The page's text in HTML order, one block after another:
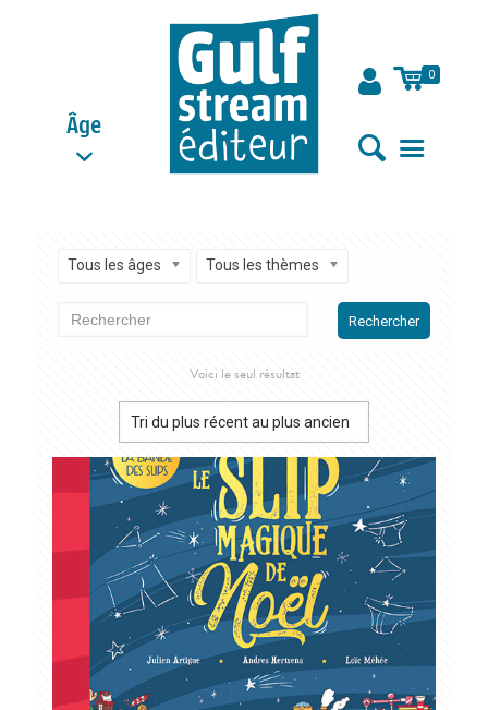
Âge
0
Tous les âges Tous les thèmes
Rechercher
Voici le seul résultat